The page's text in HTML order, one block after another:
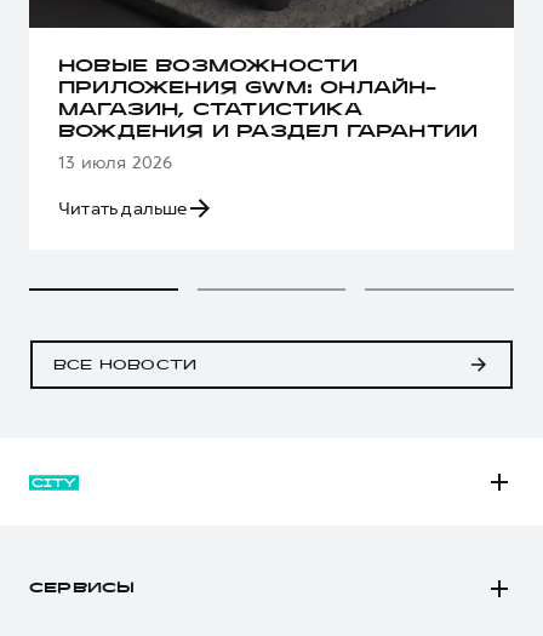
НОВЫЕ ВОЗМОЖНОСТИ
ПРИЛОЖЕНИЯ GWM: ОНЛАЙН-
МАГАЗИН, СТАТИСТИКА
ВОЖДЕНИЯ И РАЗДЕЛ ГАРАНТИИ
13 июля 2026
Читать дальше
ВСЕ НОВОСТИ
СЕРВИСЫ